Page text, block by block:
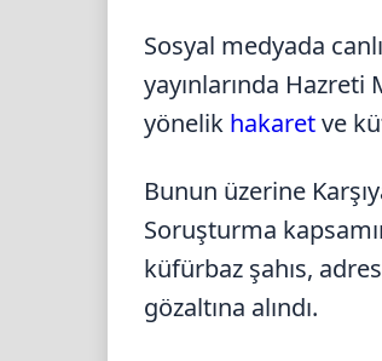
Sosyal medyada
yayınlarında
yönelik hakaretve
Bunun üzerine
Soruşturma
küfürbaz şahıs,
gözaltına alındı.